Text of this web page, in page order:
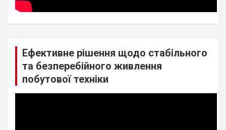
Ефективне рішення щодо стабільного
та безперебійного живлення
побутової техніки